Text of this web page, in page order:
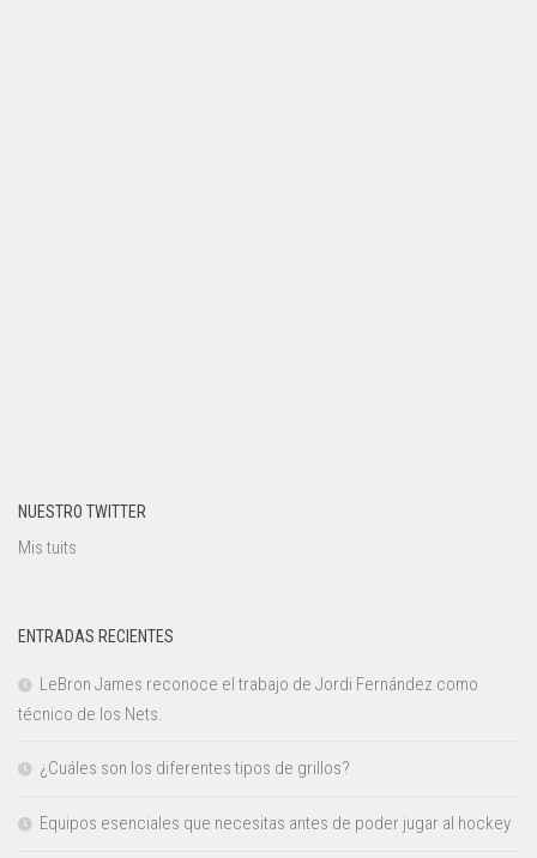
NUESTRO TWITTER
Mis tuits
ENTRADAS RECIENTES
LeBron James reconoce el trabajo de Jordi Fernández como
técnico de los Nets.
¿Cuáles son los diferentes tipos de grillos?
Equipos esenciales que necesitas antes de poder jugar al hockey